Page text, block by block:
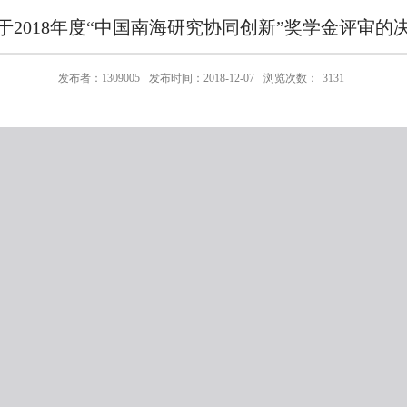
2018年度“中国南海研究协同创新”奖学金评审的
发布者：1309005 发布时间：2018-12-07 浏览次数： 3131